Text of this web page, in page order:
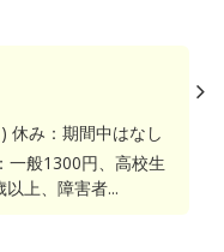
休み：期間中はなし
般1300円、高校生
上、障害者...